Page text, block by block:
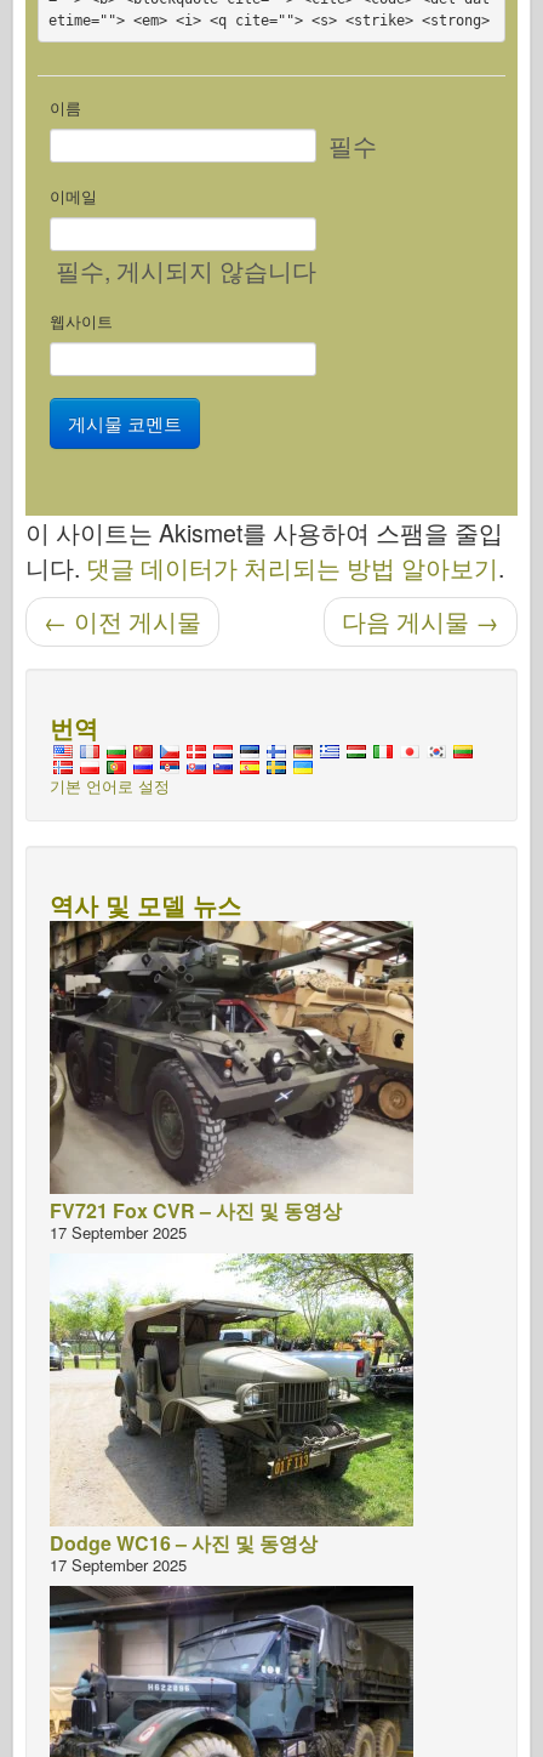
etime=""> <em> <i> <q cite=""> <s> <strike> <strong>
이름
필수
이메일
필수, 게시되지 않습니다
웹사이트
이 사이트는 Akismet를 사용하여 스팸을 줄입
니다. 댓글 데이터가 처리되는 방법 알아보기.
탐색 후 다음 게시물 →
← 이전 게시물
번역
기본 언어로 설정
역사 및 모델 뉴스
FV721 Fox CVR – 사진 및 동영상
17 September 2025
Dodge WC16 – 사진 및 동영상
17 September 2025